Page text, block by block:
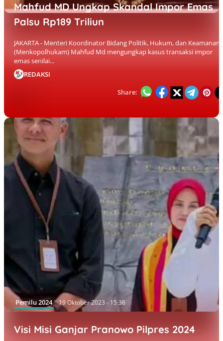
Mahfud MD Ungkap Skandal Impor Emas
Palsu Rp189 Triliun
JAKARTA - Menteri Koordinator Bidang Politik, Hukum, dan Keamanan
(Menkopolhukam) Mahfud Md mengungkap kasus transaksi impor
emas senilai...
REDAKSI
Share:
Pemilu 2024 19 Oktober 2023 - 15:36
Visi Misi Ganjar Pranowo Pilpres 2024